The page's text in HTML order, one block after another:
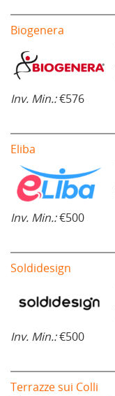
Biogenera
Inv. Min.:€576
Eliba
Inv. Min.:€500
Soldidesign
Inv. Min.:€500
Terrazze sui Colli